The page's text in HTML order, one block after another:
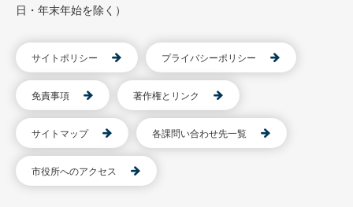
日・年末年始を除く）
サイトポリシー プライバシーポリシー
免責事項 著作権とリンク
サイトマップ 各課問い合わせ先一覧
市役所へのアクセス